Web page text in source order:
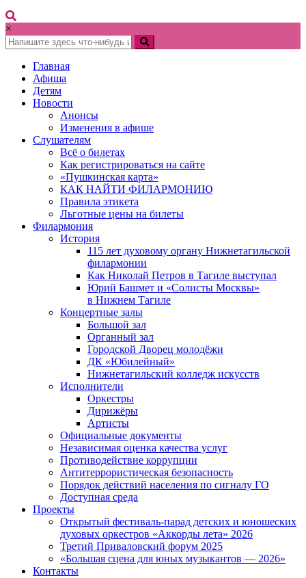
×
Главная
Афиша
Детям
Новости
Анонсы
Изменения в афише
Слушателям
Всё о билетах
Как регистрироваться на сайте
«Пушкинская карта»
КАК НАЙТИ ФИЛАРМОНИЮ
Правила этикета
Льготные цены на билеты
Филармония
История
115 лет духовому органу Нижнетагильской
филармонии
Как Николай Петров в Тагиле выступал
Юрий Башмет и «Солисты Москвы»
в Нижнем Тагиле
Концертные залы
Большой зал
Органный зал
Городской Дворец молодёжи
ДК «Юбилейный»
Нижнетагильский колледж искусств
Исполнители
Оркестры
Дирижёры
Артисты
Официальные документы
Независимая оценка качества услуг
Противодействие коррупции
Антитеррористическая безопасность
Порядок действий населения по сигналу ГО
Доступная среда
Проекты
Открытый фестиваль-парад детских и юношеских
духовых оркестров «Аккорды лета» 2026
Третий Приваловский форум 2025
«Большая сцена для юных музыкантов — 2026»
Контакты